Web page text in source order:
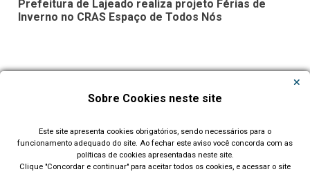
Prefeitura de Lajeado realiza projeto Férias de
Inverno no CRAS Espaço de Todos Nós
Todas as Notícias
Sobre Cookies neste site
Este site apresenta cookies obrigatórios, sendo necessários para o
funcionamento adequado do site. Ao fechar este aviso você concorda com as
políticas de cookies apresentadas neste site.
Clique "Concordar e continuar" para aceitar todos os cookies, e acessar o site